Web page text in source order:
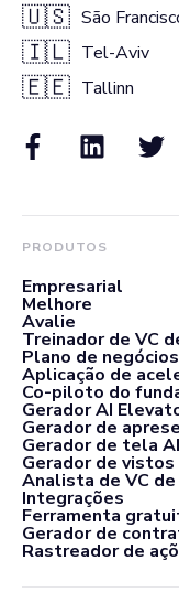
🇺🇸 São
🇮🇱 Tel-Aviv
🇪🇪 Tallinn
PRODUTOS
Empresarial
Melhore
Avalie
Treinador de VC
Plano de
Aplicação de
Co-piloto do
Gerador AI
Gerador de
Gerador de tela AI
Gerador de vistos
Analista de VC de
Integrações
Ferramenta
Gerador de
Rastreador de